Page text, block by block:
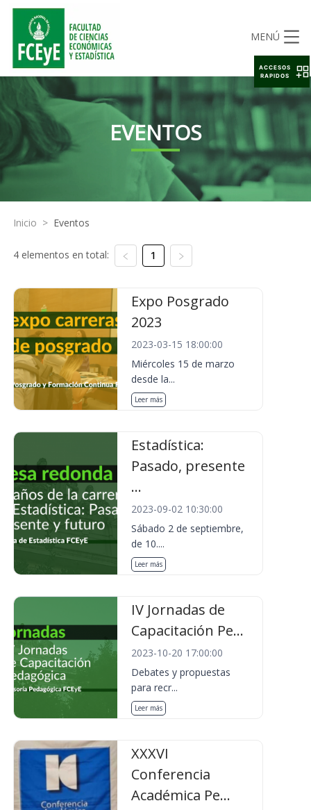
MENÚ
EVENTOS
Inicio > Eventos
4 elementos en total: 1
Expo Posgrado
2023
2023-03-15 18:00:00
Miércoles 15 de marzo
desde la...
Leer más
Estadística:
Pasado, presente
...
2023-09-02 10:30:00
Sábado 2 de septiembre,
de 10....
Leer más
IV Jornadas de
Capacitación Pe...
2023-10-20 17:00:00
Debates y propuestas
para recr...
Leer más
XXXVI
Conferencia
Académica Pe...
ACCESOS
RAPIDOS